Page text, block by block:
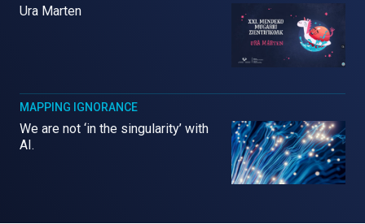
Ura Marten
MAPPING IGNORANCE
We are not ‘in the singularity’ with
AI.